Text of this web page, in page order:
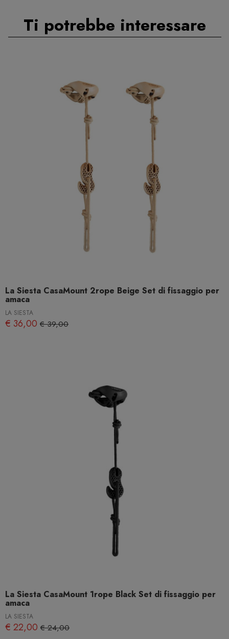
Ti potrebbe interessare
La Siesta CasaMount 2rope Beige Set di fissaggio per
amaca
LA SIESTA
€ 36,00 € 39,00
La Siesta CasaMount 1rope Black Set di fissaggio per
amaca
LA SIESTA
€ 22,00 € 24,00